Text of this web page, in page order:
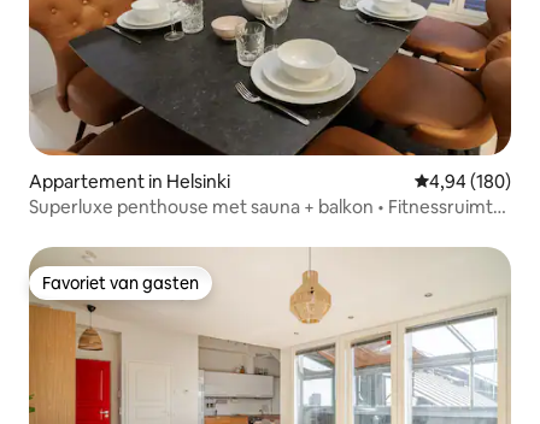
Appartement in Helsinki Gemiddelde
4,94 (180)
Superluxe penthouse met sauna + balkon • Fitnessruimte
Favoriet van gasten
Favoriet van gasten